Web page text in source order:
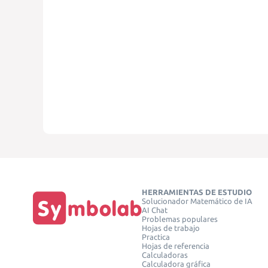
HERRAMIENTAS DE ESTUDIO
Solucionador Matemático de IA
AI Chat
Problemas populares
Hojas de trabajo
Practica
Hojas de referencia
Calculadoras
Calculadora gráfica